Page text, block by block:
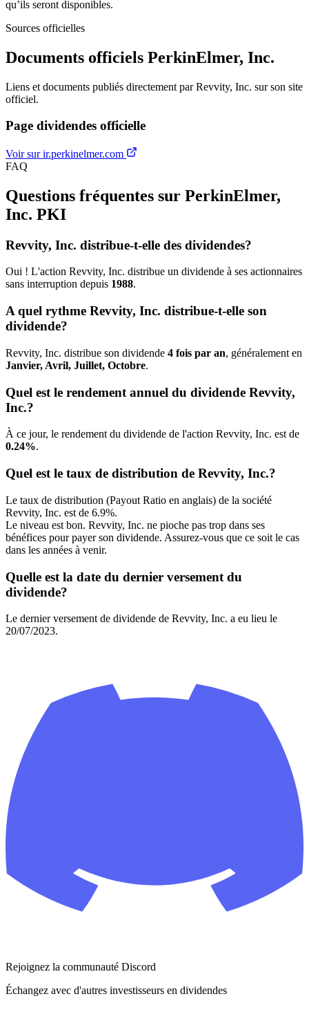
qu’ils seront disponibles.
Sources officielles
Documents officiels PerkinElmer, Inc.
Liens et documents publiés directement par Revvity, Inc. sur son site
officiel.
Page dividendes officielle
Voir sur ir.perkinelmer.com
FAQ
Questions fréquentes sur PerkinElmer,
Inc. PKI
Revvity, Inc. distribue-t-elle des dividendes?
Oui ! L'action Revvity, Inc. distribue un dividende à ses actionnaires
sans interruption depuis 1988.
A quel rythme Revvity, Inc. distribue-t-elle son
dividende?
Revvity, Inc. distribue son dividende 4 fois par an, généralement en
Janvier, Avril, Juillet, Octobre.
Quel est le rendement annuel du dividende Revvity,
Inc.?
À ce jour, le rendement du dividende de l'action Revvity, Inc. est de
0.24%.
Quel est le taux de distribution de Revvity, Inc.?
Le taux de distribution (Payout Ratio en anglais) de la société
Revvity, Inc. est de 6.9%.
Le niveau est bon. Revvity, Inc. ne pioche pas trop dans ses
bénéfices pour payer son dividende. Assurez-vous que ce soit le cas
dans les années à venir.
Quelle est la date du dernier versement du
dividende?
Le dernier versement de dividende de Revvity, Inc. a eu lieu le
20/07/2023.
Rejoignez la communauté Discord
Échangez avec d'autres investisseurs en dividendes